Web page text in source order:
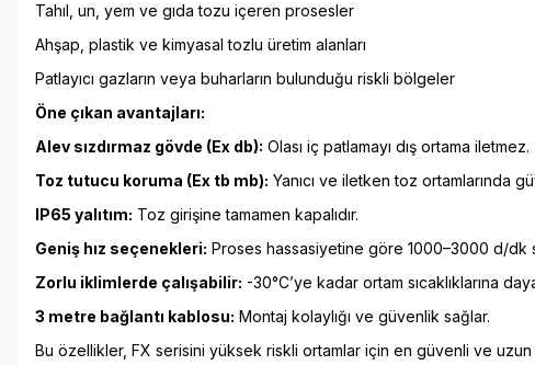
Tahıl, un, yem ve gıda tozu içeren prosesler
Ahşap, plastik ve kimyasal tozlu üretim alanları
Patlayıcı gazların veya buharların bulunduğu riskli bölgeler
Öne çıkan avantajları:
Alev sızdırmaz gövde (Ex db): Olası iç patlamayı dış ortama iletmez.
Toz tutucu koruma (Ex tb mb): Yanıcı ve iletken toz ortamlarında
IP65 yalıtım: Toz girişine tamamen kapalıdır.
Geniş hız seçenekleri: Proses hassasiyetine göre 1000–3000 d/dk
Zorlu iklimlerde çalışabilir: -30°C’ye kadar ortam sıcaklıklarına
3 metre bağlantı kablosu: Montaj kolaylığı ve güvenlik sağlar.
Bu özellikler, FX serisini yüksek riskli ortamlar için en güvenli ve